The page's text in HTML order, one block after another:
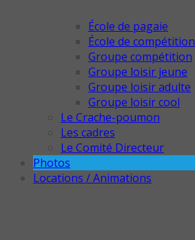
École de pagaie
École de compétition
Groupe compétition
Groupe loisir jeune
Groupe loisir adulte
Groupe loisir cool
Le Crache-poumon
Les cadres
Le Comité Directeur
Photos
Locations / Animations